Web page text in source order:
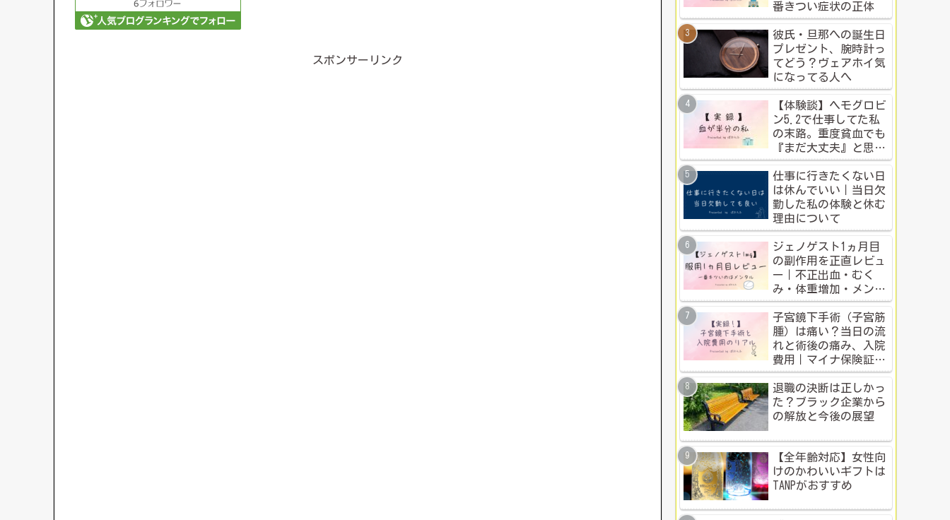
スポンサーリンク
番きつい症状の正体
彼氏・旦那への誕生日
プレゼント、腕時計っ
てどう？ヴェアホイ気
になってる人へ
【体験談】ヘモグロビ
ン5.2で仕事してた私
の末路。重度貧血でも
『まだ大丈夫』と思う
人のための警告
仕事に行きたくない日
は休んでいい｜当日欠
勤した私の体験と休む
理由について
ジェノゲスト1ヵ月目
の副作用を正直レビュ
ー｜不正出血・むく
み・体重増加・メンタ
ル変化まで【体験談】
子宮鏡下手術（子宮筋
腫）は痛い？当日の流
れと術後の痛み、入院
費用｜マイナ保険証・
公的制度で乗り切った
入院体験記全公開
退職の決断は正しかっ
た？ブラック企業から
の解放と今後の展望
【全年齢対応】女性向
けのかわいいギフトは
TANPがおすすめ